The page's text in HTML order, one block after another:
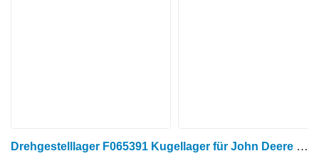
Drehgestelllager F065391 Kugellager für John Deere 1470E/G/H, 1910E/G Harvester